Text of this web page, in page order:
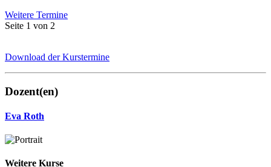
Weitere Termine
Seite 1 von 2
Download der Kurstermine
Dozent(en)
Eva Roth
Weitere Kurse